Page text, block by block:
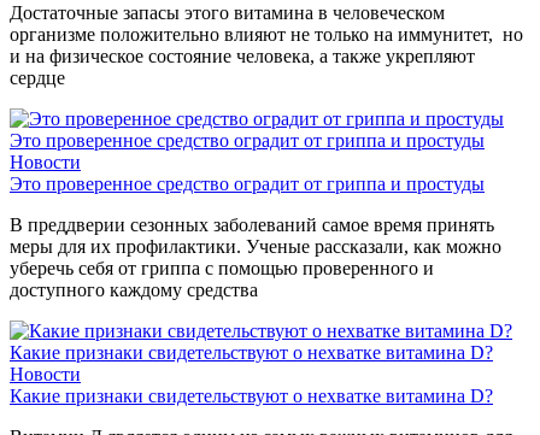
Достаточные запасы этого витамина в человеческом
организме положительно влияют не только на иммунитет, но
и на физическое состояние человека, а также укрепляют
сердце
Это проверенное средство оградит от гриппа и простуды
Новости
Это проверенное средство оградит от гриппа и простуды
В преддверии сезонных заболеваний самое время принять
меры для их профилактики. Ученые рассказали, как можно
уберечь себя от гриппа с помощью проверенного и
доступного каждому средства
Какие признаки свидетельствуют о нехватке витамина D?
Новости
Какие признаки свидетельствуют о нехватке витамина D?